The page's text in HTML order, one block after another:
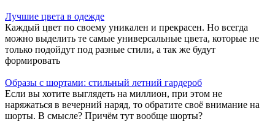
Лучшие цвета в одежде
Каждый цвет по своему уникален и прекрасен. Но всегда
можно выделить те самые универсальные цвета, которые не
только подойдут под разные стили, а так же будут
формировать
Образы с шортами: стильный летний гардероб
Если вы хотите выглядеть на миллион, при этом не
наряжаться в вечерний наряд, то обратите своё внимание на
шорты. В смысле? Причём тут вообще шорты?